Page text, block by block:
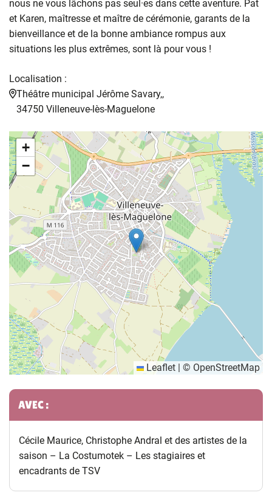
nous ne vous lâchons pas seul·es dans cette aventure. Pat
et Karen, maîtresse et maître de cérémonie, garants de la
bienveillance et de la bonne ambiance rompus aux
situations les plus extrêmes, sont là pour vous !
Localisation :
Théâtre municipal Jérôme Savary,,
34750 Villeneuve-lès-Maguelone
+
−
Leaflet | © OpenStreetMap
Informations complémentaires
AVEC :
Cécile Maurice, Christophe Andral et des artistes de la
saison – La Costumotek – Les stagiaires et
encadrants de TSV